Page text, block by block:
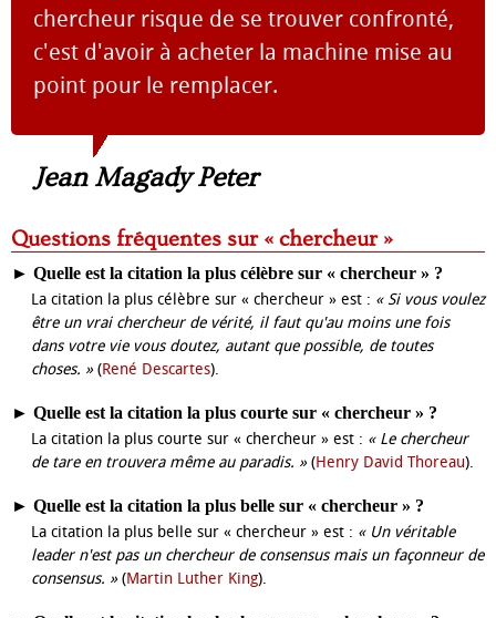
chercheur risque de se trouver confronté,
c'est d'avoir à acheter la machine mise au
point pour le remplacer.
Jean Magady Peter
Questions fréquentes sur « chercheur »
► Quelle est la citation la plus célèbre sur « chercheur » ?
La citation la plus célèbre sur « chercheur » est : « Si vous voulez
être un vrai chercheur de vérité, il faut qu'au moins une fois
dans votre vie vous doutez, autant que possible, de toutes
choses. »(René Descartes).
► Quelle est la citation la plus courte sur « chercheur » ?
La citation la plus courte sur « chercheur » est : « Le chercheur
de tare en trouvera même au paradis. »(Henry David Thoreau).
► Quelle est la citation la plus belle sur « chercheur » ?
La citation la plus belle sur « chercheur » est : « Un véritable
leader n'est pas un chercheur de consensus mais un façonneur de
consensus. »(Martin Luther King).